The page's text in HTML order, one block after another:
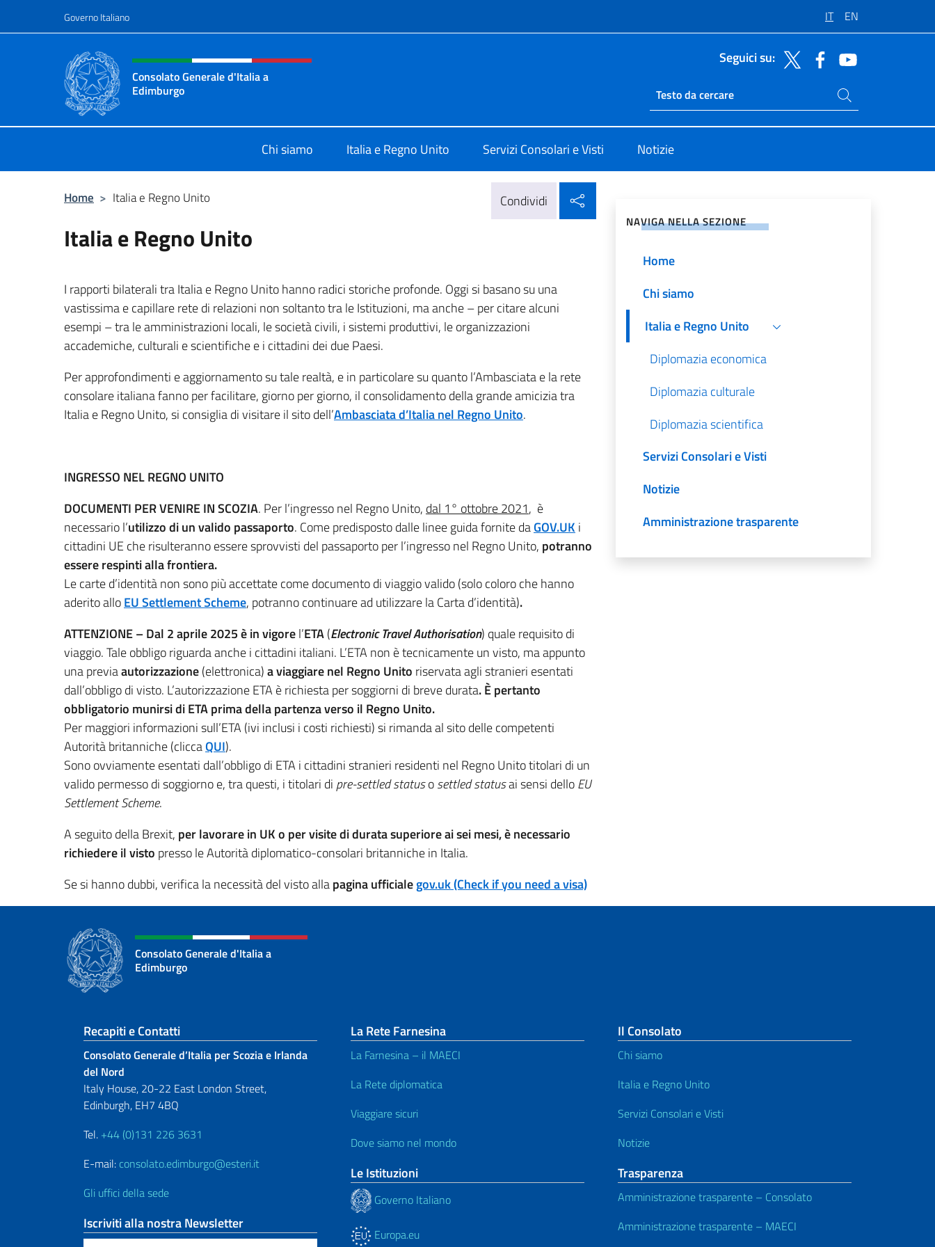
Governo Italiano IT EN
Intestazione sito, social e menù
Consolato Generale d'Italia a
Edimburgo
Seguici su:
Ricerca sito live
Cerca nel sito
Chi siamo Italia e Regno Unito Servizi Consolari e Visti Notizie
Home > Italia e Regno Unito Condividi
Italia e Regno Unito
I rapporti bilaterali tra Italia e Regno Unito hanno radici storiche profonde. Oggi si basano su una
vastissima e capillare rete di relazioni non soltanto tra le Istituzioni, ma anche – per citare alcuni
esempi – tra le amministrazioni locali, le società civili, i sistemi produttivi, le organizzazioni
accademiche, culturali e scientifiche e i cittadini dei due Paesi.
Per approfondimenti e aggiornamento su tale realtà, e in particolare su quanto l’Ambasciata e la rete
consolare italiana fanno per facilitare, giorno per giorno, il consolidamento della grande amicizia tra
Italia e Regno Unito, si consiglia di visitare il sito dell’Ambasciata d’Italia nel Regno Unito.
INGRESSO NEL REGNO UNITO
DOCUMENTI PER VENIRE IN SCOZIA. Per l’ingresso nel Regno Unito, dal 1° ottobre 2021, è
necessario l’utilizzo di un valido passaporto. Come predisposto dalle linee guida fornite daGOV.UK i
cittadini UE che risulteranno essere sprovvisti del passaporto per l’ingresso nel Regno Unito, potranno
essere respinti alla frontiera.
Le carte d’identità non sono più accettate come documento di viaggio valido (solo coloro che hanno
aderito alloEU Settlement Scheme, potranno continuare ad utilizzare la Carta d’identità).
ATTENZIONE – Dal 2 aprile 2025 è in vigorel’ETA(Electronic Travel Authorisation) quale requisito di
viaggio. Tale obbligo riguarda anche i cittadini italiani. L’ETA non è tecnicamente un visto, ma appunto
una previaautorizzazione(elettronica)a viaggiare nel Regno Unito riservata agli stranieri esentati
dall’obbligo di visto. L’autorizzazione ETA è richiesta per soggiorni di breve durata. È pertanto
obbligatorio munirsi di ETA prima della partenza verso il Regno Unito.
Per maggiori informazioni sull’ETA (ivi inclusi i costi richiesti) si rimanda al sito delle competenti
Autorità britanniche (cliccaQUI).
Sono ovviamente esentati dall’obbligo di ETA i cittadini stranieri residenti nel Regno Unito titolari di un
valido permesso di soggiorno e, tra questi, i titolari di pre-settled statusosettled statusai sensi delloEU
Settlement Scheme.
A seguito della Brexit, per lavorare in UK o per visite di durata superiore ai sei mesi, è necessario
richiedere il visto presso le Autorità diplomatico-consolari britanniche in Italia.
Se si hanno dubbi, verifica la necessità del visto allapagina ufficialegov.uk (Check if you need a visa)
NAVIGA NELLA SEZIONE
Home
Chi siamo
Italia e Regno Unito
Diplomazia economica
Diplomazia culturale
Diplomazia scientifica
Servizi Consolari e Visti
Notizie
Amministrazione trasparente
Consolato Generale d'Italia a
Edimburgo
Sezione footer
Recapiti e Contatti
Consolato Generale d’Italia per Scozia e Irlanda
del Nord
Italy House, 20-22 East London Street,
Edinburgh, EH7 4BQ
Tel. +44 (0)131 226 3631
E-mail: consolato.edimburgo@esteri.it
Gli uffici della sede
Iscriviti alla nostra Newsletter
La Rete Farnesina
La Farnesina – il MAECI
La Rete diplomatica
Viaggiare sicuri
Dove siamo nel mondo
Le Istituzioni
Governo Italiano
Europa.eu
Il Consolato
Chi siamo
Italia e Regno Unito
Servizi Consolari e Visti
Notizie
Trasparenza
Amministrazione trasparente – Consolato
Amministrazione trasparente – MAECI